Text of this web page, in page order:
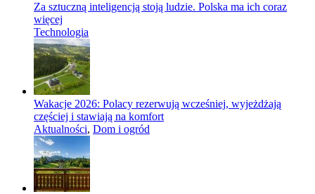
Za sztuczną inteligencją stoją ludzie. Polska ma ich coraz
więcej
Technologia
Wakacje 2026: Polacy rezerwują wcześniej, wyjeżdżają
częściej i stawiają na komfort
Aktualności, Dom i ogród